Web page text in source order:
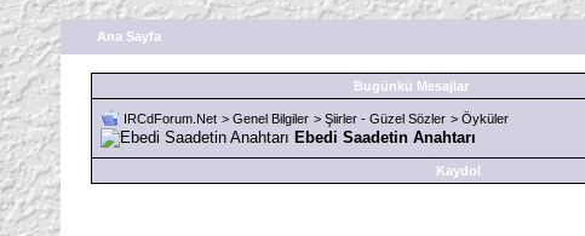
Ana Sayfa
Bugünkü Mesajlar
IRCdForum.Net > Genel Bilgiler > Şiirler - Güzel Sözler > Öyküler
Ebedi Saadetin Anahtarı
Kaydol